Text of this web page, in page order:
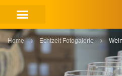
Home Echtzeit Fotogalerie